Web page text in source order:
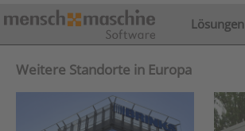
Lösungen
Weitere Standorte in Europa